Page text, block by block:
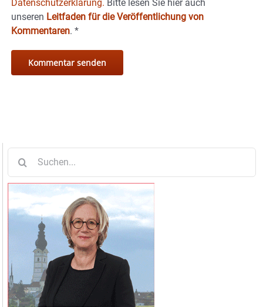
Datenschutzerklärung. Bitte lesen Sie hier auch
unseren Leitfaden für die Veröffentlichung von
Kommentaren. *
nach: